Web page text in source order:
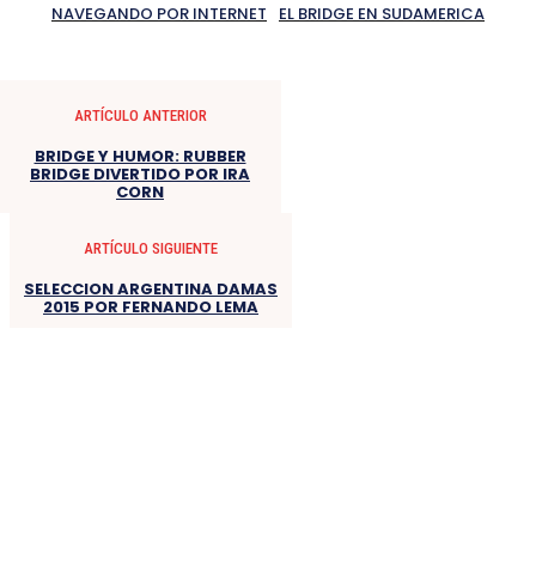
NAVEGANDO POR INTERNET
EL BRIDGE EN SUDAMERICA
ARTÍCULO ANTERIOR
BRIDGE Y HUMOR: RUBBER
BRIDGE DIVERTIDO POR IRA
CORN
ARTÍCULO SIGUIENTE
SELECCION ARGENTINA DAMAS
2015 POR FERNANDO LEMA